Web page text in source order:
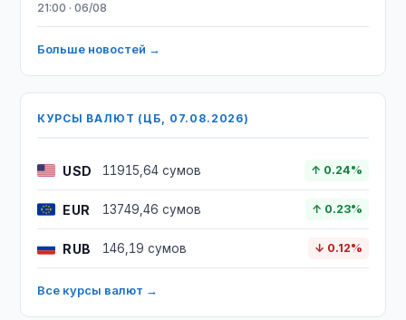
21:00 · 06/08
Больше новостей →
КУРСЫ ВАЛЮТ (ЦБ, 07.08.2026)
USD 11915,64 сумов ↑ 0.24%
EUR 13749,46 сумов ↑ 0.23%
RUB 146,19 сумов ↓ 0.12%
Все курсы валют →